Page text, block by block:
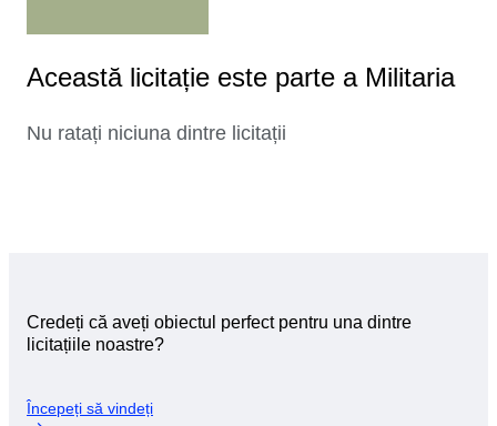
Această licitație este parte a Militaria
Nu ratați niciuna dintre licitații
Credeți că aveți obiectul perfect pentru una dintre
licitațiile noastre?
Începeți să vindeți